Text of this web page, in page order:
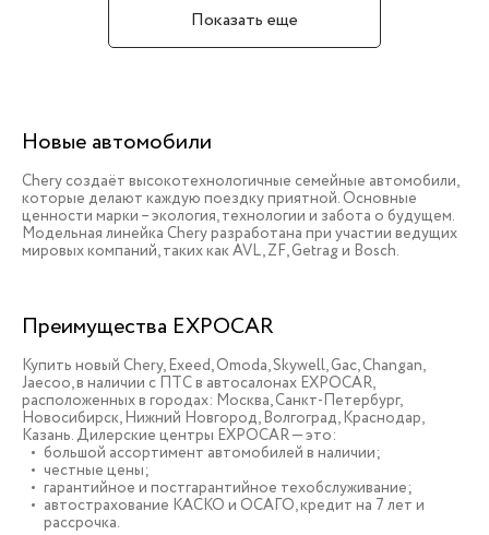
Показать еще
Новые автомобили
Chery создаёт высокотехнологичные семейные автомобили,
которые делают каждую поездку приятной. Основные
ценности марки – экология, технологии и забота о будущем.
Модельная линейка Chery разработана при участии ведущих
мировых компаний, таких как AVL, ZF, Getrag и Bosch.
Преимущества EXPOCAR
Купить новый Chery, Exeed, Omoda, Skywell, Gac, Changan,
Jaecoo, в наличии c ПТС в автосалонах EXPOCAR,
расположенных в городах: Москва, Санкт-Петербург,
Новосибирск, Нижний Новгород, Волгоград, Краснодар,
Казань. Дилерские центры EXPOCAR — это:
большой ассортимент автомобилей в наличии;
честные цены;
гарантийное и постгарантийное техобслуживание;
автострахование КАСКО и ОСАГО, кредит на 7 лет и
рассрочка.